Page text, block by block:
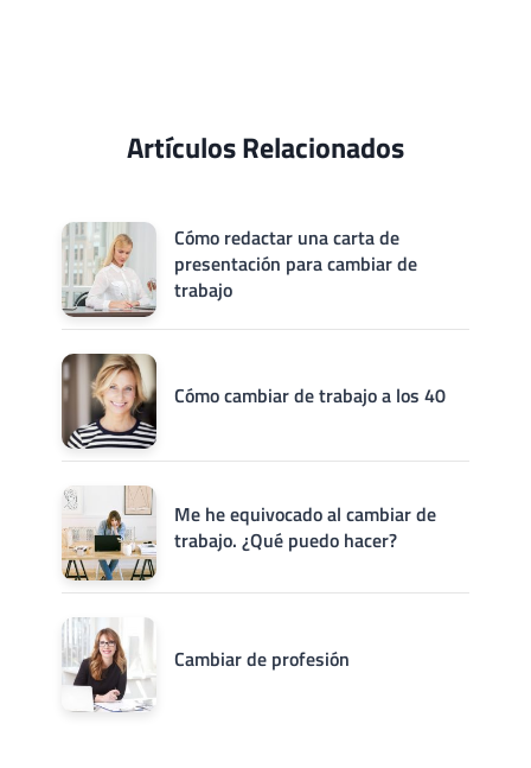
Artículos Relacionados
Cómo redactar una carta de
presentación para cambiar de
trabajo
Cómo cambiar de trabajo a los 40
Me he equivocado al cambiar de
trabajo. ¿Qué puedo hacer?
Cambiar de profesión